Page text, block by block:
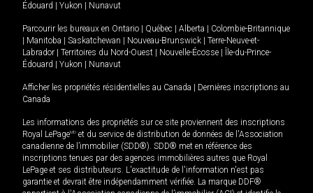
Édouard
Yukon Nunavut
Parcourir les bureaux en Ontario Québec Alberta
Colombie-Britannique
Manitoba Saskatchewan Nouveau-Brunswick
Terre-Neuve-et-
Labrador
Territoires du Nord-Ouest Nouvelle-Écosse
Île-du-Prince-
Édouard
Yukon Nunavut
Afficher les propriétés résidentielles au Canada
Dernières inscriptions au
Canada
Les informations des propriétés sur ce site proviennent des inscriptions
Royal LePageMD et du service de distribution de données de l'Association
canadienne de l’immobilier (SDD®). SDD® met en référence des
inscriptions tenues par des agences immobilières autres que Royal
LePage et ses distributeurs. L'exactitude de l'information n'est pas
garantie et devrait être indépendamment vérifiée. La marque DDF®